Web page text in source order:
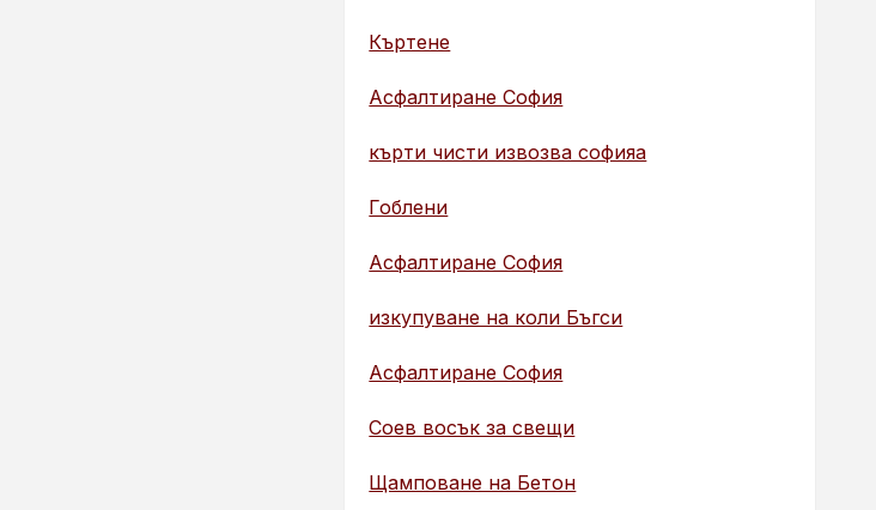
Къртене
Асфалтиране София
кърти чисти извозва софияа
Гоблени
Асфалтиране София
изкупуване на коли Бъгси
Асфалтиране София
Соев восък за свещи
Щамповане на Бетон